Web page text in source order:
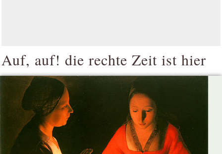
Auf, auf! die rechte Zeit ist hier